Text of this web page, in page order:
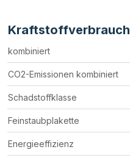
Kraftstoffverbrauch
kombiniert
CO2-Emissionen kombiniert
Schadstoffklasse
Feinstaubplakette
Energieeffizienz